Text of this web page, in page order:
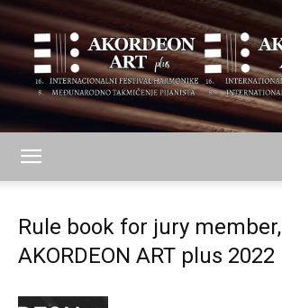
ART
Rule book for jury member,
AKORDEON ART plus 2022